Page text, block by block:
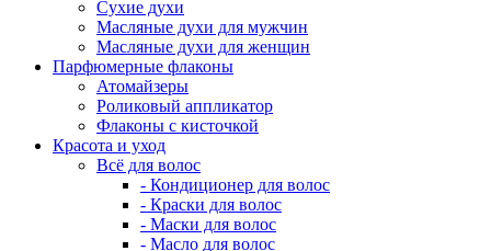
Сухие духи
Масляные духи для мужчин
Масляные духи для женщин
Парфюмерные флаконы
Атомайзеры
Роликовый аппликатор
Флаконы с кисточкой
Красота и уход
Всё для волос
- Кондиционер для волос
- Краски для волос
- Маски для волос
- Масло для волос